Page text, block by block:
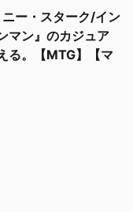
ニー・スターク/イン
マン』のカジュア
る。【MTG】【マ